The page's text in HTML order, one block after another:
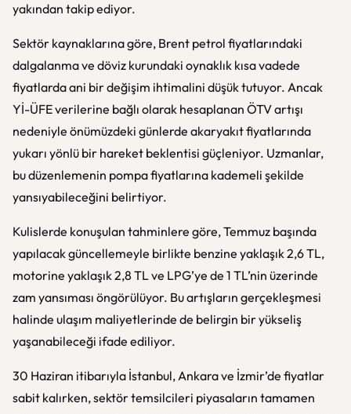
yakından takip ediyor.
Sektör kaynaklarına göre, Brent petrol fiyatlarındaki
dalgalanma ve döviz kurundaki oynaklık kısa vadede
fiyatlarda ani bir değişim ihtimalini düşük tutuyor. Ancak
Yİ-ÜFE verilerine bağlı olarak hesaplanan ÖTV artışı
nedeniyle önümüzdeki günlerde akaryakıt fiyatlarında
yukarı yönlü bir hareket beklentisi güçleniyor. Uzmanlar,
bu düzenlemenin pompa fiyatlarına kademeli şekilde
yansıyabileceğini belirtiyor.
Kulislerde konuşulan tahminlere göre, Temmuz başında
yapılacak güncellemeyle birlikte benzine yaklaşık 2,6 TL,
motorine yaklaşık 2,8 TL ve LPG’ye de 1 TL’nin üzerinde
zam yansıması öngörülüyor. Bu artışların gerçekleşmesi
halinde ulaşım maliyetlerinde de belirgin bir yükseliş
yaşanabileceği ifade ediliyor.
30 Haziran itibarıyla İstanbul, Ankara ve İzmir’de fiyatlar
sabit kalırken, sektör temsilcileri piyasaların tamamen